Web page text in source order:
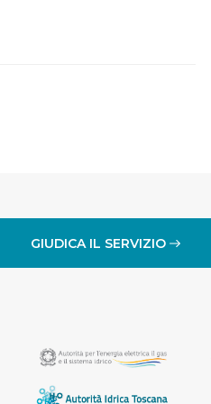
rifiuta tutti i cookie con la
delle impostazioni di default e
GIUDICA IL SERVIZIO